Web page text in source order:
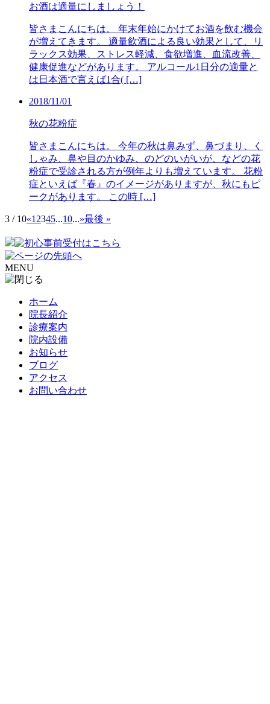
お酒は適量にしましょう！
皆さまこんにちは。 年末年始にかけてお酒を飲む機会
が増えてきます。 適量飲酒による良い効果として、リ
ラックス効果、ストレス軽減、食欲増進、血流改善、
健康促進などがあります。 アルコール1日分の適量と
は日本酒で言えば1合( […]
2018/11/01
秋の花粉症
皆さまこんにちは。 今年の秋は鼻みず、鼻づまり、く
しゃみ、鼻や目のかゆみ、のどのいがいが、などの花
粉症で受診される方が例年よりも増えています。 花粉
症といえば『春』のイメージがありますが、秋にもピ
ークがあります。 この時 […]
3 / 10«1 2345...10...»最後 »
MENU
ホーム
院長紹介
診療案内
院内設備
お知らせ
ブログ
アクセス
お問い合わせ